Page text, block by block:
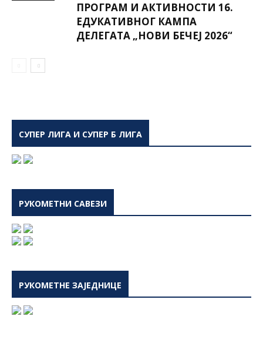
ПРОГРАМ И АКТИВНОСТИ 16.
ЕДУКАТИВНОГ КАМПА
ДЕЛЕГАТА „НОВИ БЕЧЕЈ 2026“
СУПЕР ЛИГА И СУПЕР Б ЛИГА
РУКОМЕТНИ САВЕЗИ
РУКОМЕТНЕ ЗАЈЕДНИЦЕ